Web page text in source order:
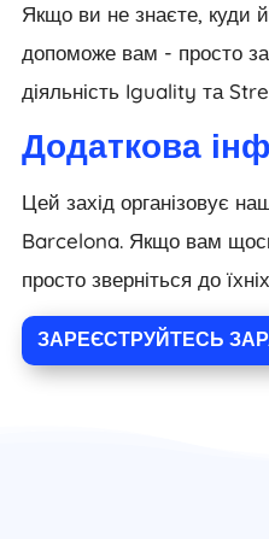
Якщо ви не знаєте, куди
допоможе вам - просто
діяльність Iguality та
Додаткова
Цей захід організовує
Barcelona. Якщо вам
просто зверніться до
ЗАРЕЄСТРУЙТЕСЬ